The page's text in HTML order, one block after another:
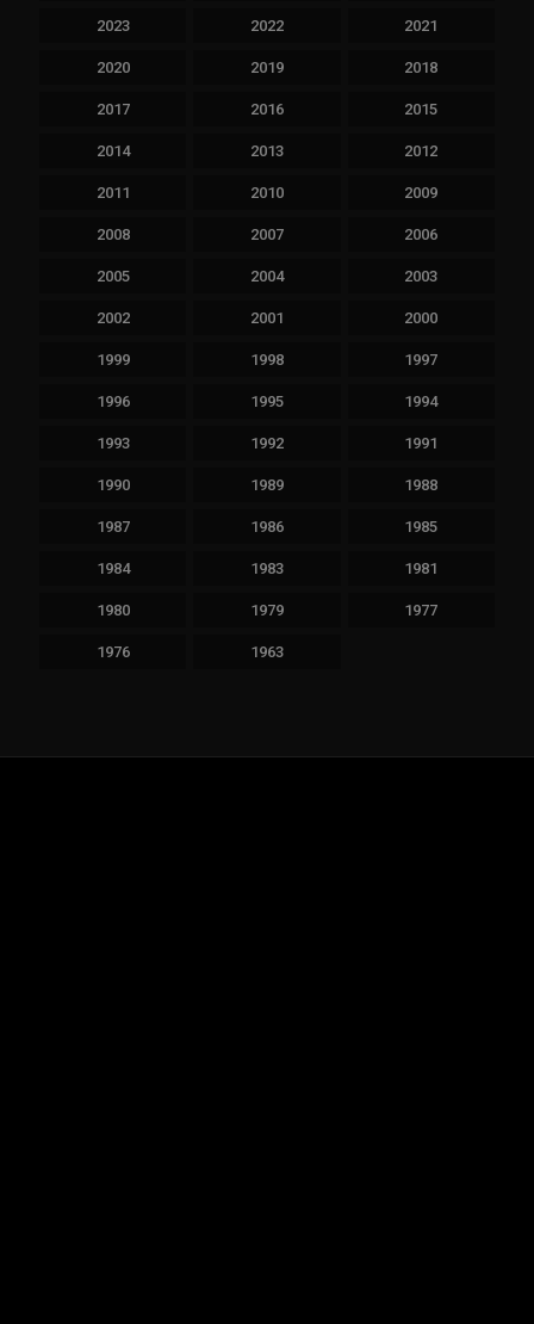
2023 2022 2021
2020 2019 2018
2017 2016 2015
2014 2013 2012
2011 2010 2009
2008 2007 2006
2005 2004 2003
2002 2001 2000
1999 1998 1997
1996 1995 1994
1993 1992 1991
1990 1989 1988
1987 1986 1985
1984 1983 1981
1980 1979 1977
1976 1963